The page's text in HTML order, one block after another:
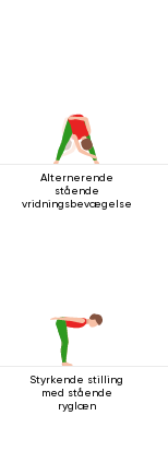
Alternerende
stående
vridningsbevægelse
Styrkende stilling
med stående
ryglæn